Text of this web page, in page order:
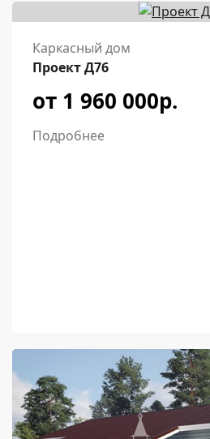
Каркасный дом
Проект Д76
от 1 960 000р.
Подробнее